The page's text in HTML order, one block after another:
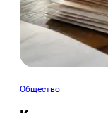
Общество